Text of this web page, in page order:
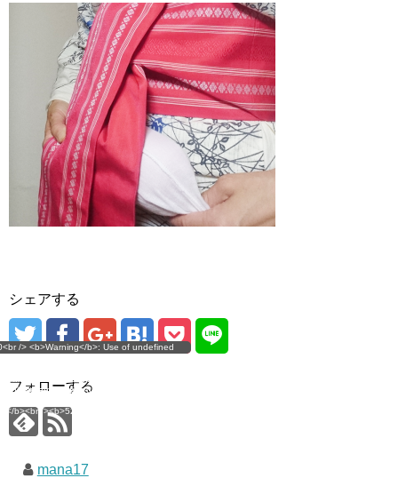
シェアする
error
b>: Use of undefined
public_html/wp-
ultimate-google-
b><br />
/> <b>Warning</b>: Use of undefined
mana17/yukimana.com/public_html/wp-
content/plugins/ultimate-google-
<b>524</b><br />
フォローする
mana17